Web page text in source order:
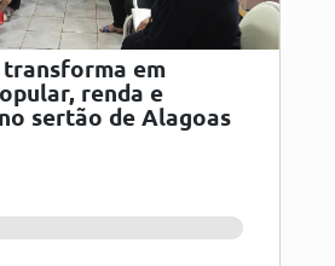
em
renda e
sertão de Alagoas